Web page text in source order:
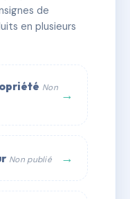
🏗 1 bâtiment(s)
de
en plusieurs
Non →
Non publié →